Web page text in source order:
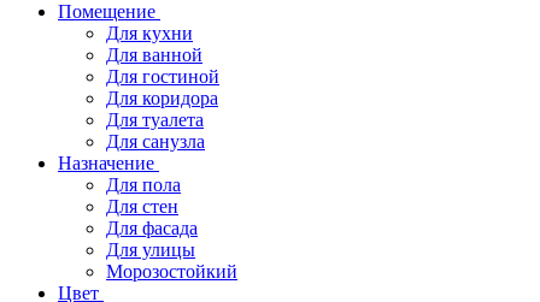
Помещение
Для кухни
Для ванной
Для гостиной
Для коридора
Для туалета
Для санузла
Назначение
Для пола
Для стен
Для фасада
Для улицы
Морозостойкий
Цвет